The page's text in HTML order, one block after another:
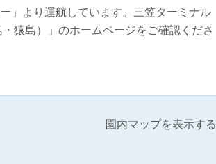
」より運航しています。三笠ターミナル
猿島）」のホームページをご確認くださ
園内マップを表示する